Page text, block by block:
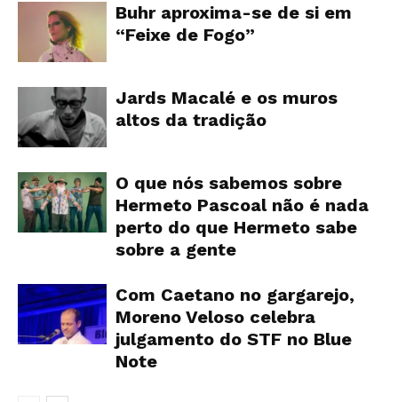
Buhr aproxima-se de si em
“Feixe de Fogo”
Jards Macalé e os muros
altos da tradição
O que nós sabemos sobre
Hermeto Pascoal não é nada
perto do que Hermeto sabe
sobre a gente
Com Caetano no gargarejo,
Moreno Veloso celebra
julgamento do STF no Blue
Note